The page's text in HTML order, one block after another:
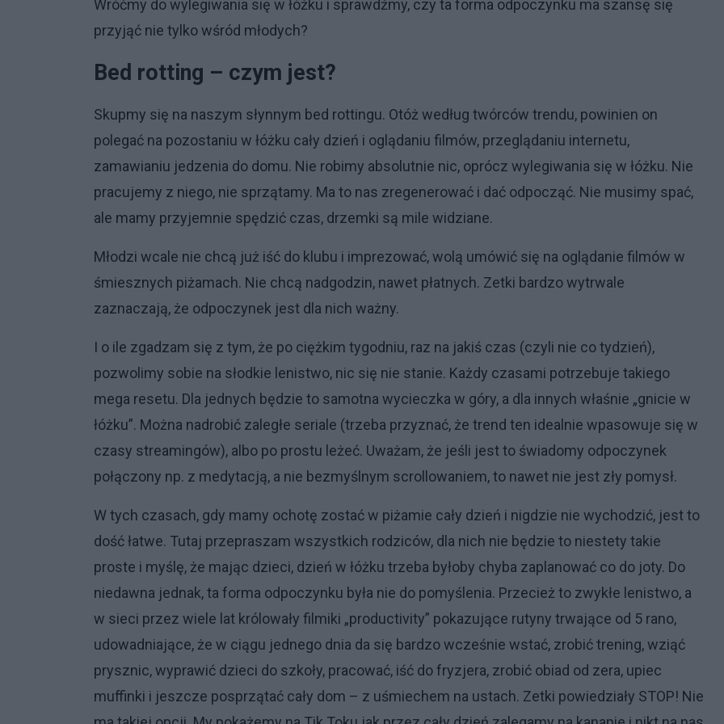
Wróćmy do wylegiwania się w łóżku i sprawdźmy, czy ta forma odpoczynku ma szansę się
przyjąć nie tylko wśród młodych?
Bed rotting – czym jest?
Skupmy się na naszym słynnym bed rottingu. Otóż według twórców trendu, powinien on
polegać na pozostaniu w łóżku cały dzień i oglądaniu filmów, przeglądaniu internetu,
zamawianiu jedzenia do domu. Nie robimy absolutnie nic, oprócz wylegiwania się w łóżku. Nie
pracujemy z niego, nie sprzątamy. Ma to nas zregenerować i dać odpocząć. Nie musimy spać,
ale mamy przyjemnie spędzić czas, drzemki są mile widziane.
Młodzi wcale nie chcą już iść do klubu i imprezować, wolą umówić się na oglądanie filmów w
śmiesznych piżamach. Nie chcą nadgodzin, nawet płatnych. Zetki bardzo wytrwale
zaznaczają, że odpoczynek jest dla nich ważny.
I o ile zgadzam się z tym, że po ciężkim tygodniu, raz na jakiś czas (czyli nie co tydzień),
pozwolimy sobie na słodkie lenistwo, nic się nie stanie. Każdy czasami potrzebuje takiego
mega resetu. Dla jednych będzie to samotna wycieczka w góry, a dla innych właśnie „gnicie w
łóżku”. Można nadrobić zaległe seriale (trzeba przyznać, że trend ten idealnie wpasowuje się w
czasy streamingów), albo po prostu leżeć. Uważam, że jeśli jest to świadomy odpoczynek
połączony np. z medytacją, a nie bezmyślnym scrollowaniem, to nawet nie jest zły pomysł.
W tych czasach, gdy mamy ochotę zostać w piżamie cały dzień i nigdzie nie wychodzić, jest to
dość łatwe. Tutaj przepraszam wszystkich rodziców, dla nich nie będzie to niestety takie
proste i myślę, że mając dzieci, dzień w łóżku trzeba byłoby chyba zaplanować co do joty. Do
niedawna jednak, ta forma odpoczynku była nie do pomyślenia. Przecież to zwykłe lenistwo, a
w sieci przez wiele lat królowały filmiki „productivity” pokazujące rutyny trwające od 5 rano,
udowadniające, że w ciągu jednego dnia da się bardzo wcześnie wstać, zrobić trening, wziąć
prysznic, wyprawić dzieci do szkoły, pracować, iść do fryzjera, zrobić obiad od zera, upiec
muffinki i jeszcze posprzątać cały dom – z uśmiechem na ustach. Zetki powiedziały STOP! Nie